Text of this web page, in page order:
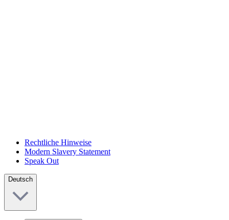
Rechtliche Hinweise
Modern Slavery Statement
Speak Out
Deutsch